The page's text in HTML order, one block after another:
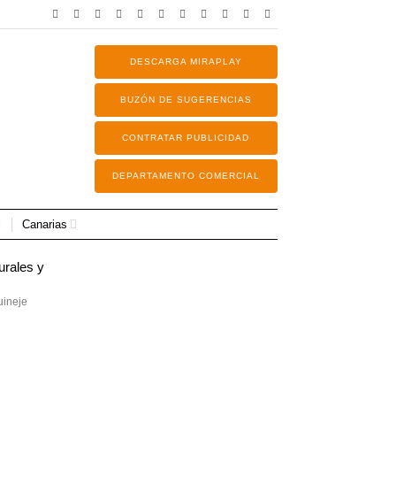
DESCARGA MIRAPLAY
BUZÓN DE SUGERENCIAS
CONTRATAR PUBLICIDAD
DEPARTAMENTO COMERCIAL
Canarias